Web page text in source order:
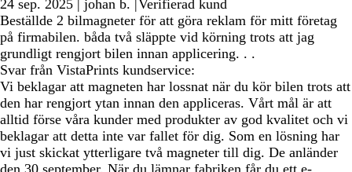
24 sep. 2025 | johan b. |Verifierad kund
Beställde 2 bilmagneter för att göra reklam för mitt företag
på firmabilen. båda två släppte vid körning trots att jag
grundligt rengjort bilen innan applicering. . .
Svar från VistaPrints kundservice:
Vi beklagar att magneten har lossnat när du kör bilen trots att
den har rengjort ytan innan den appliceras. Vårt mål är att
alltid förse våra kunder med produkter av god kvalitet och vi
beklagar att detta inte var fallet för dig. Som en lösning har
vi just skickat ytterligare två magneter till dig. De anländer